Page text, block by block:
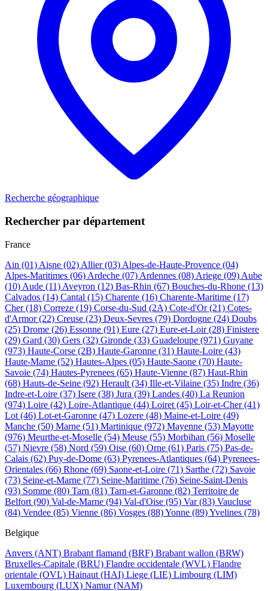
Recherche géographique
Rechercher par département
France
Ain (01) Aisne (02) Allier(03) Alpes-de-Haute-Provence (04)
Alpes-Maritimes (06) Ardeche (07) Ardennes (08) Ariege (09) Aube
(10) Aude (11) Aveyron (12) Bas-Rhin (67) Bouches-du-Rhone (13)
Calvados (14) Cantal (15) Charente (16) Charente-Maritime (17)
Cher(18) Correze (19) Corse-du-Sud (2A) Cote-d'Or(21) Cotes-
d'Armor(22) Creuse (23) Deux-Sevres (79) Dordogne (24) Doubs
(25) Drome (26) Essonne (91) Eure (27) Eure-et-Loir(28) Finistere
(29) Gard (30) Gers (32) Gironde (33) Guadeloupe (971) Guyane
(973) Haute-Corse (2B) Haute-Garonne (31) Haute-Loire (43)
Haute-Marne (52) Hautes-Alpes (05) Haute-Saone (70) Haute-
Savoie (74) Hautes-Pyrenees (65) Haute-Vienne (87) Haut-Rhin
(68) Hauts-de-Seine (92) Herault (34) Ille-et-Vilaine (35) Indre (36)
Indre-et-Loire (37) Isere (38) Jura (39) Landes (40) La Reunion
(974) Loire (42) Loire-Atlantique (44) Loiret (45) Loir-et-Cher(41)
Lot (46) Lot-et-Garonne (47) Lozere (48) Maine-et-Loire (49)
Manche (50) Marne (51) Martinique (972) Mayenne (53) Mayotte
(976) Meurthe-et-Moselle (54) Meuse (55) Morbihan (56) Moselle
(57) Nievre (58) Nord (59) Oise (60) Orne (61) Paris (75) Pas-de-
Calais (62) Puy-de-Dome (63) Pyrenees-Atlantiques (64) Pyrenees-
Orientales (66) Rhone (69) Saone-et-Loire (71) Sarthe (72) Savoie
(73) Seine-et-Marne (77) Seine-Maritime (76) Seine-Saint-Denis
(93) Somme (80) Tarn (81) Tarn-et-Garonne (82) Territoire de
Belfort (90) Val-de-Marne (94) Val-d'Oise (95) Var(83) Vaucluse
(84) Vendee (85) Vienne (86) Vosges (88)Yonne (89)Yvelines (78)
Belgique
Anvers (ANT) Brabant flamand (BRF) Brabant wallon (BRW)
Bruxelles-Capitale (BRU) Flandre occidentale (WVL) Flandre
orientale (OVL) Hainaut (HAI) Liege (LIE) Limbourg (LIM)
Luxembourg (LUX) Namur(NAM)